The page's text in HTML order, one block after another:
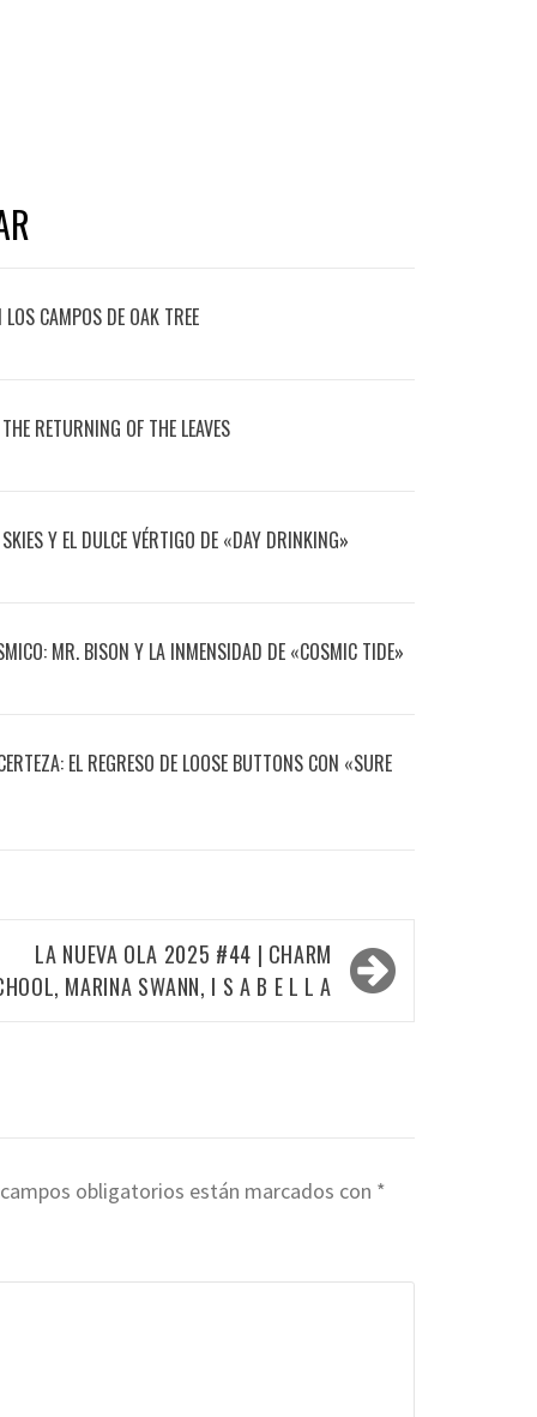
LOS CAMPOS DE OAK TREE
RETURNING OF THE LEAVES
Y EL DULCE VÉRTIGO DE «DAY DRINKING»
MR. BISON Y LA INMENSIDAD DE «COSMIC TIDE»
EL REGRESO DE LOOSE BUTTONS CON «SURE
LA NUEVA OLA 2025 #44 | CHARM
MARINA SWANN, I S A B E L L A
obligatorios están marcados con *